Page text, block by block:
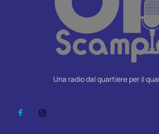
Una radio dal quartiere per il